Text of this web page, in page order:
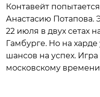
Контавейт
Анастасию Потапова.
22 июля в двух сетах
Гамбурге. Но на
шансов на успех. Игра
московскому